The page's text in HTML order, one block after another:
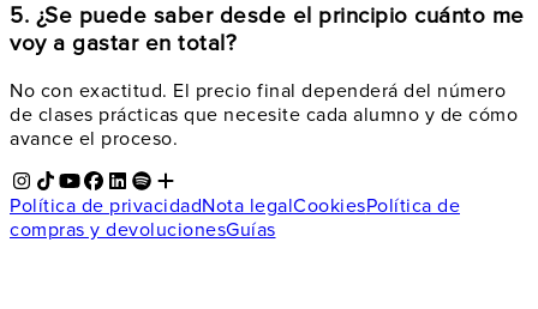
5. ¿Se puede saber desde el principio cuánto me
voy a gastar en total?
No con exactitud. El precio final dependerá del número
de clases prácticas que necesite cada alumno y de cómo
avance el proceso.
Política de privacidadNota legalCookiesPolítica de
compras y devolucionesGuías